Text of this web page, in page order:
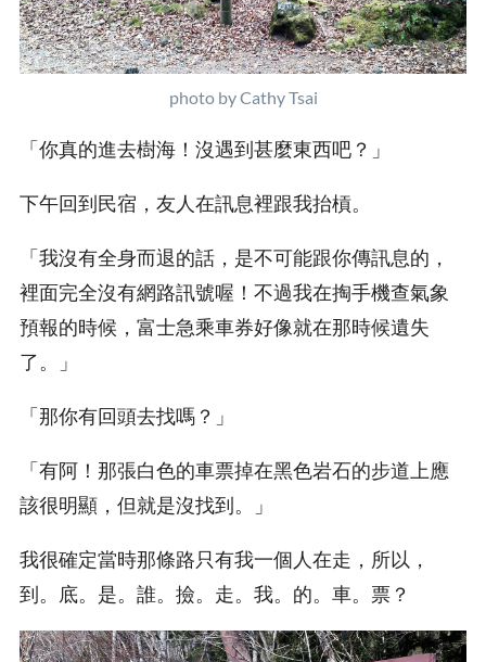
photo by Cathy Tsai
「你真的進去樹海！沒遇到甚麼東西吧？」
下午回到民宿，友人在訊息裡跟我抬槓。
「我沒有全身而退的話，是不可能跟你傳訊息的，
裡面完全沒有網路訊號喔！不過我在掏手機查氣象
預報的時候，富士急乘車券好像就在那時候遺失
了。」
「那你有回頭去找嗎？」
「有阿！那張白色的車票掉在黑色岩石的步道上應
該很明顯，但就是沒找到。」
我很確定當時那條路只有我一個人在走，所以，
到。底。是。誰。撿。走。我。的。車。票？